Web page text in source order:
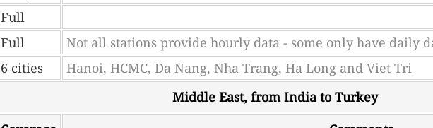
Full
Full
Not all stations provide hourly data - some only have daily
6 cities
Hanoi, HCMC, Da Nang, Nha Trang, Ha Long and Viet Tri
Middle East, from India to Turkey